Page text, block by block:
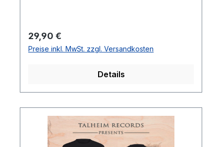
Regulärer Preis:
29,90 €
Preise inkl. MwSt. zzgl. Versandkosten
Details